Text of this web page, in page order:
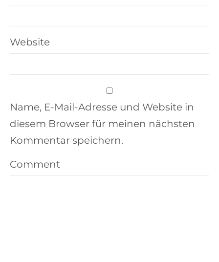
Website
Name, E-Mail-Adresse und Website in
diesem Browser für meinen nächsten
Kommentar speichern.
Comment